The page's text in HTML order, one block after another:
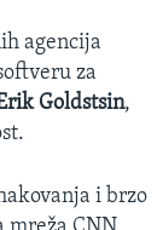
agencija
za
Goldstsin,
i brzo